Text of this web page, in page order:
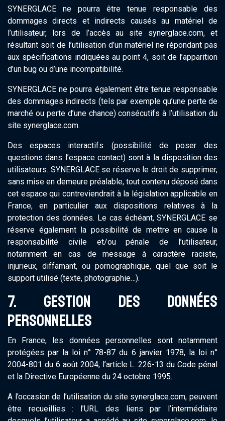
SYNERGLACE ne pourra être tenue responsable des
dommages directs et indirects causés au matériel de
l’utilisateur, lors de l’accès au site synerglace.com, et
résultant soit de l’utilisation d’un matériel ne répondant pas
aux spécifications indiquées au point 4, soit de l’apparition
d’un bug ou d’une incompatibilité.
SYNERGLACE ne pourra également être tenue responsable
des dommages indirects (tels par exemple qu’une perte de
marché ou perte d’une chance) consécutifs à l’utilisation du
site synerglace.com.
Des espaces interactifs (possibilité de poser des
questions dans l’espace contact) sont à la disposition des
utilisateurs. SYNERGLACE se réserve le droit de supprimer,
sans mise en demeure préalable, tout contenu déposé dans
cet espace qui contreviendrait à la législation applicable en
France, en particulier aux dispositions relatives à la
protection des données. Le cas échéant, SYNERGLACE se
réserve également la possibilité de mettre en cause la
responsabilité civile et/ou pénale de l’utilisateur,
notamment en cas de message à caractère raciste,
injurieux, diffamant, ou pornographique, quel que soit le
support utilisé (texte, photographie…).
7. GESTION DES DONNÉES
PERSONNELLES
En France, les données personnelles sont notamment
protégées par la loi n° 78-87 du 6 janvier 1978, la loi n°
2004-801 du 6 août 2004, l’article L. 226-13 du Code pénal
et la Directive Européenne du 24 octobre 1995.
A l’occasion de l’utilisation du site synerglace.com, peuvent
être recueillies : l’URL des liens par l’intermédiaire